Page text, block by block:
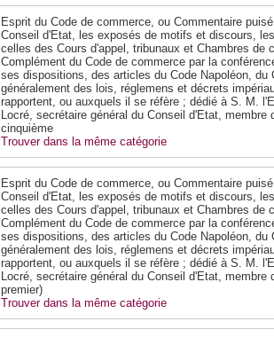
Esprit du Code de commerce, ou Commentaire
Conseil d'Etat, les exposés de motifs et discours,
celles des Cours d'appel, tribunaux et Chambres de
Complément du Code de commerce par la
ses dispositions, des articles du Code Napoléon, du
généralement des lois, réglemens et décrets
rapportent, ou auxquels il se réfère ; dédié à S. M.
Locré, secrétaire général du Conseil d'Etat, membre
cinquième
Trouver dans la même catégorie
Esprit du Code de commerce, ou Commentaire
Conseil d'Etat, les exposés de motifs et discours,
celles des Cours d'appel, tribunaux et Chambres de
Complément du Code de commerce par la
ses dispositions, des articles du Code Napoléon, du
généralement des lois, réglemens et décrets
rapportent, ou auxquels il se réfère ; dédié à S. M.
Locré, secrétaire général du Conseil d'Etat, membre
premier)
Trouver dans la même catégorie